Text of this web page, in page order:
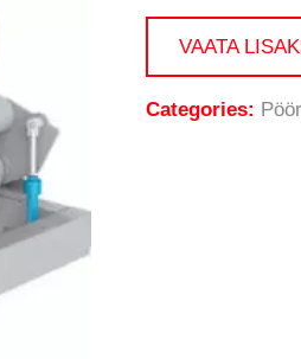
VAATA
Categories: